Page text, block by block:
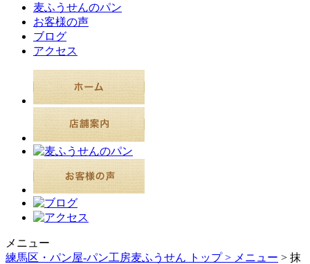
麦ふうせんのパン
お客様の声
ブログ
アクセス
メニュー
練馬区・パン屋-パン工房麦ふうせん トップ > メニュー > 抹